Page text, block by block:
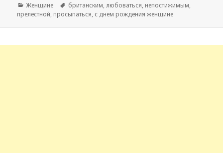
Рубрики
Женщине Метки
британским,любоваться, непостижимым,
прелестной, просыпаться, с днем рождения женщине